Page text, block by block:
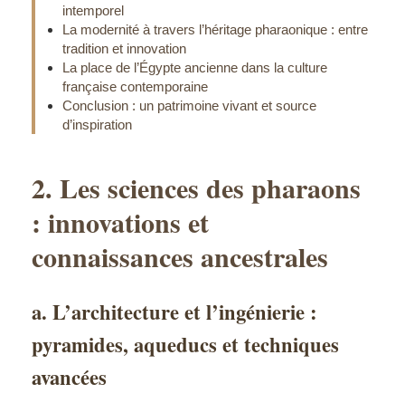
intemporel
La modernité à travers l’héritage pharaonique : entre
tradition et innovation
La place de l’Égypte ancienne dans la culture
française contemporaine
Conclusion : un patrimoine vivant et source
d’inspiration
2. Les sciences des pharaons
: innovations et
connaissances ancestrales
a. L’architecture et l’ingénierie :
pyramides, aqueducs et techniques
avancées